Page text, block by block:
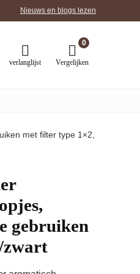
Nieuws en blogs lezen
verlanglijst
0
Vergelijken
met filter type 1×2,
gebruiken
zwart